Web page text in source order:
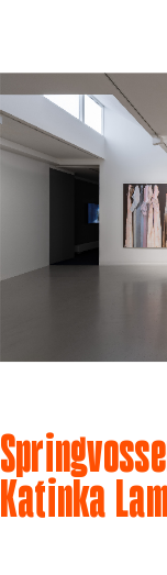
Katinka